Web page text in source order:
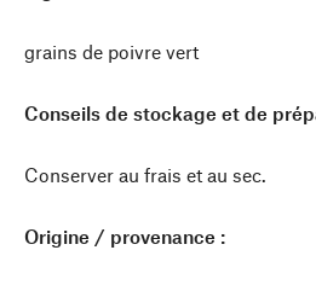
grains de poivre vert
Conseils de stockage et de
Conserver au frais et au sec.
Origine / provenance :